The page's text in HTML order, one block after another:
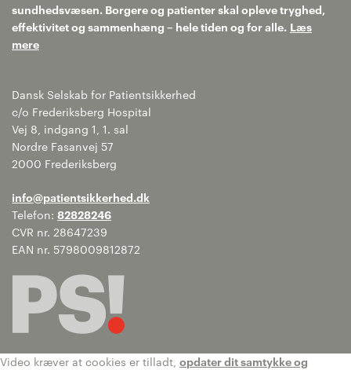
sundhedsvæsen. Borgere og patienter skal opleve tryghed,
effektivitet og sammenhæng – hele tiden og for alle. Læs
mere
Dansk Selskab for Patientsikkerhed
c/o Frederiksberg Hospital
Vej 8, indgang 1, 1. sal
Nordre Fasanvej 57
2000 Frederiksberg
info@patientsikkerhed.dk
Telefon: 82828246
CVR nr. 28647239
EAN nr. 5798009812872
Video kræver at cookies er tilladt, opdater dit samtykke og